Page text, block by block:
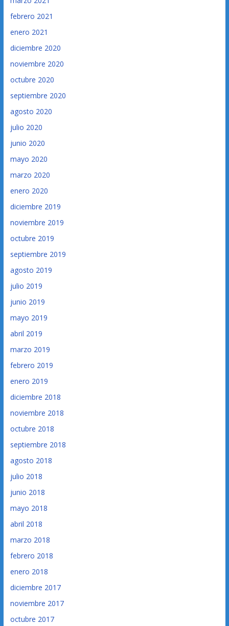
febrero 2021
enero 2021
diciembre 2020
noviembre 2020
octubre 2020
septiembre 2020
agosto 2020
julio 2020
junio 2020
mayo 2020
marzo 2020
enero 2020
diciembre 2019
noviembre 2019
octubre 2019
septiembre 2019
agosto 2019
julio 2019
junio 2019
mayo 2019
abril 2019
marzo 2019
febrero 2019
enero 2019
diciembre 2018
noviembre 2018
octubre 2018
septiembre 2018
agosto 2018
julio 2018
junio 2018
mayo 2018
abril 2018
marzo 2018
febrero 2018
enero 2018
diciembre 2017
noviembre 2017
octubre 2017